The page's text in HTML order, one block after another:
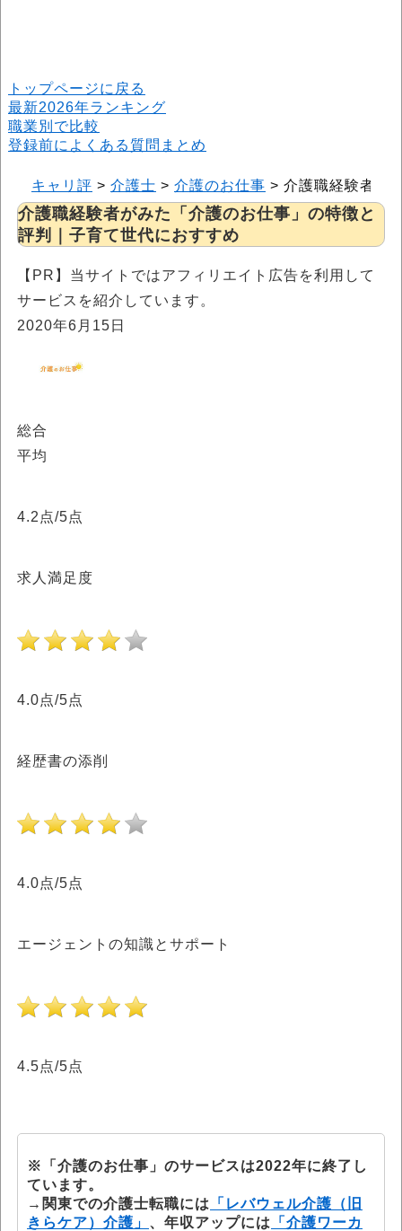
トップページに戻る
最新2026年ランキング
職業別で比較
登録前によくある質問まとめ
キャリ評 > 介護士 > 介護のお仕事 > 介護職経験者が
介護職経験者がみた「介護のお仕事」の特徴と
評判｜子育て世代におすすめ
【PR】当サイトではアフィリエイト広告を利用して
サービスを紹介しています。
2020年6月15日
総合
平均
4.2 点/5点
求人満足度
4.0点/5点
経歴書の添削
4.0点/5点
エージェントの知識とサポート
4.5点/5点
※「介護のお仕事」のサービスは2022年に終了し
ています。
→関東での介護士転職には
「レバウェル介護（旧
きらケア）介護」 、年収アップには
「介護ワーカ